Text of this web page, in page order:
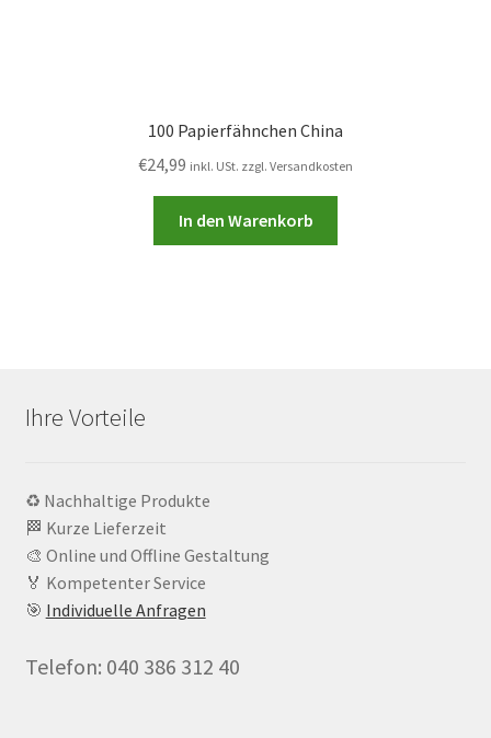
100 Papierfähnchen China
€24,99 inkl. USt. zzgl. Versandkosten
In den Warenkorb
Ihre Vorteile
♻️ Nachhaltige Produkte
🏁 Kurze Lieferzeit
🎨 Online und Offline Gestaltung
🏅 Kompetenter Service
🎯 Individuelle Anfragen
Telefon: 040 386 312 40